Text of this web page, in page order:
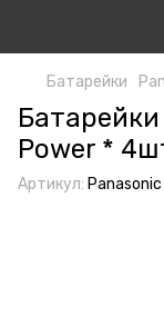
Батарейки
Power *
Артикул: